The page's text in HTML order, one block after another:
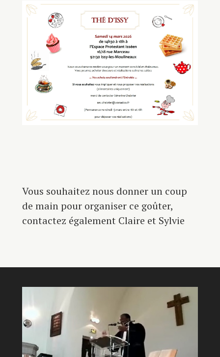
Vous souhaitez nous donner un coup
de main pour organiser ce goûter,
contactez également Claire et Sylvie